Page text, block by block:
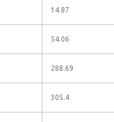
14.87
54.06
288.69
305.4